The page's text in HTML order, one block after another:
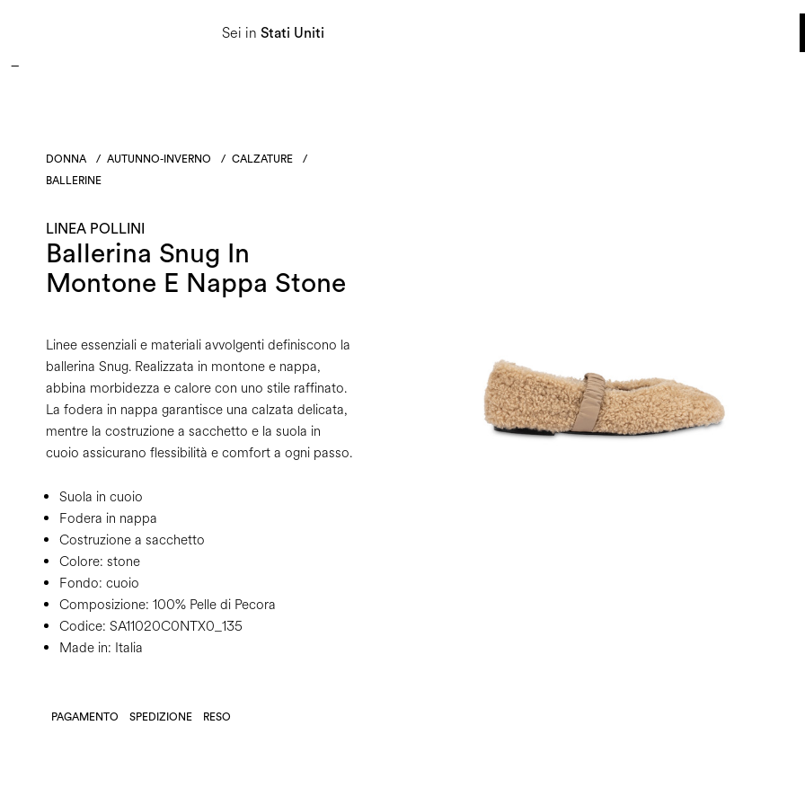
Sei in Stati Uniti
DONNA / AUTUNNO-INVERNO / CALZATURE
/
BALLERINE
LINEA POLLINI
Ballerina Snug In
Montone E Nappa Stone
Linee essenziali e materiali avvolgenti definiscono la
ballerina Snug. Realizzata in montone e nappa,
abbina morbidezza e calore con uno stile raffinato.
La fodera in nappa garantisce una calzata delicata,
mentre la costruzione a sacchetto e la suola in
cuoio assicurano flessibilità e comfort a ogni passo.
Suola in cuoio
Fodera in nappa
Costruzione a sacchetto
Colore: stone
Fondo: cuoio
Composizione: 100% Pelle di Pecora
Codice: SA11020C0NTX0_135
Made in: Italia
PAGAMENTO SPEDIZIONE RESO